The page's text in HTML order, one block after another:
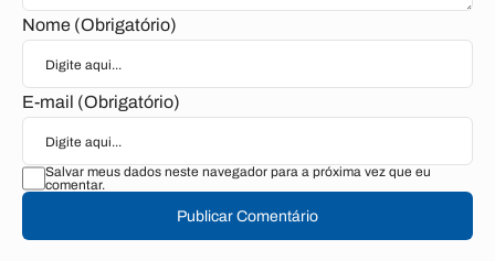
Nome (Obrigatório)
E-mail (Obrigatório)
Salvar meus dados neste navegador para a próxima vez que eu
comentar.
Publicar Comentário